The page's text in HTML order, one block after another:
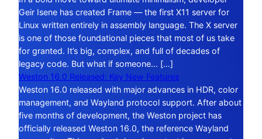
Geir Isene has created Frame — the first X11 server for
Linux written entirely in assembly language. The X server
is one of those foundational pieces that most of us take
for granted. It’s big, complex, and full of decades of
legacy code. But what if someone… […]
Weston 16.0 Released: Key New Features
Weston 16.0 released with major advances in HDR, color
management, and Wayland protocol support. After about
five months of development, the Weston project has
officially released Weston 16.0, the reference Wayland